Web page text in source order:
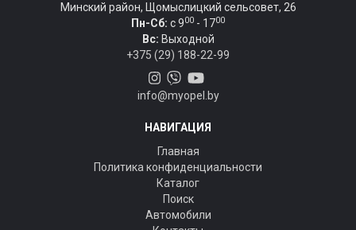
Минский район, Щомыслицкий сельсовет, 26
Пн-Сб: c 900 - 1700
Вс: Выходной
+375 (29) 188-22-99
info@myopel.by
НАВИГАЦИЯ
Главная
Политика конфиденциальности
Каталог
Поиск
Автомобили